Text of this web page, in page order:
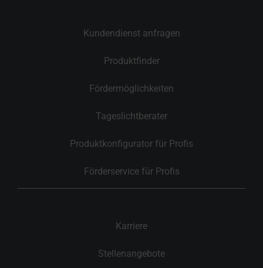
Kundendienst anfragen
Produktfinder
Fördermöglichkeiten
Tageslichtberater
Produktkonfigurator für Profis
Förderservice für Profis
Karriere
Stellenangebote